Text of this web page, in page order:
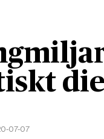
07-07